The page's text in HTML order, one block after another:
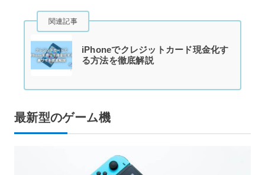
関連記事
iPhoneでクレジットカード現金化す
る方法を徹底解説
最新型のゲーム機